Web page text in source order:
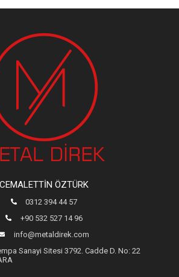
CEMALETTIN ÖZTÜRK
0312 394 44 57
+90 532 527 14 96
info@metaldirek.com
Sanayi Sitesi 3792. Cadde D. No: 22